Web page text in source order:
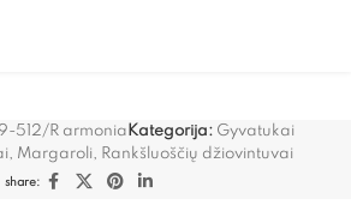
9-512/R armonia Kategorija: Gyvatukai
, Margaroli, Rankšluoščių džiovintuvai
share: